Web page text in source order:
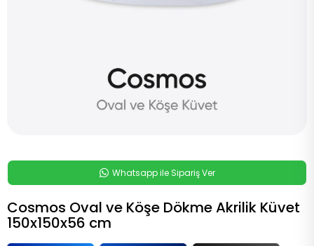
Whatsapp ile Sipariş Ver
Cosmos Oval ve Köşe Dökme Akrilik Küvet
150x150x56 cm